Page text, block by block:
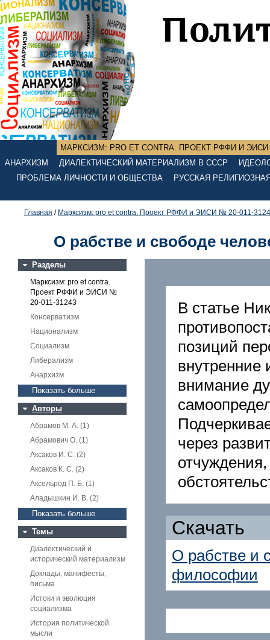
МАРКСИЗМ: PRO ET CONTRA. ПРОЕКТ РФФИ И ЭИСИ
АНАРХИЗМ
ДИАЛЕКТИЧЕСКИЙ МАТЕРИАЛИЗМ В СССР
ПРОБЛЕМА ЛИЧНОСТИ И ОБЩЕСТВА
РУССКАЯ
Главная / Марксизм: pro et contra. Проект РФФИ и ЭИСИ № 20-011-
О рабстве и свободе
Разделы
Марксизм: pro et contra.
Проект РФФИ и ЭИСИ №
20-011-31243
Консерватизм
Национализм
Социализм
Либерализм
Анархизм
Показать больше
Авторы
Абрамов М. А. (1)
Абрамович О. (1)
Аксаков И. С. (2)
Аксаков К. С. (2)
Аксельрод П. Б. (1)
Аладышкин И. В. (2)
Показать больше
Темы
Диалектический и
исторический материализм
Доклады, манифесты,
письма
Истоки и эволюция
социализма
История политической
мысли
В статье
позиций
внутренние
внимание
через
Скачать
О рабстве и
философии